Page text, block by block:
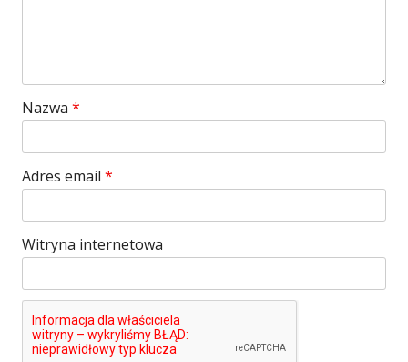
Nazwa *
Adres email *
Witryna internetowa